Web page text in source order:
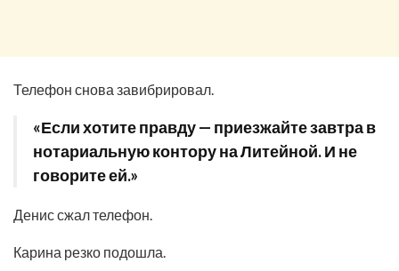
Телефон снова завибрировал.
«Если хотите правду — приезжайте завтра в
нотариальную контору на Литейной. И не
говорите ей.»
Денис сжал телефон.
Карина резко подошла.